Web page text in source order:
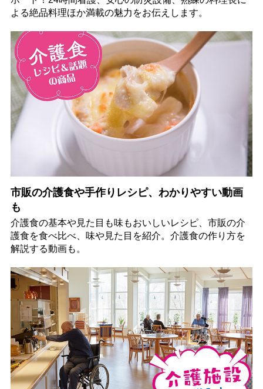
よる絶品料理ほか満載の魅力をお伝えします。
市販の介護食や手作りレシピ、わかりやすい動画
も
介護食の基本や見た目も味もおいしいレシピ、市販の介
護食を食べ比べ、味や見た目を紹介。介護食の作り方を
解説する動画も。